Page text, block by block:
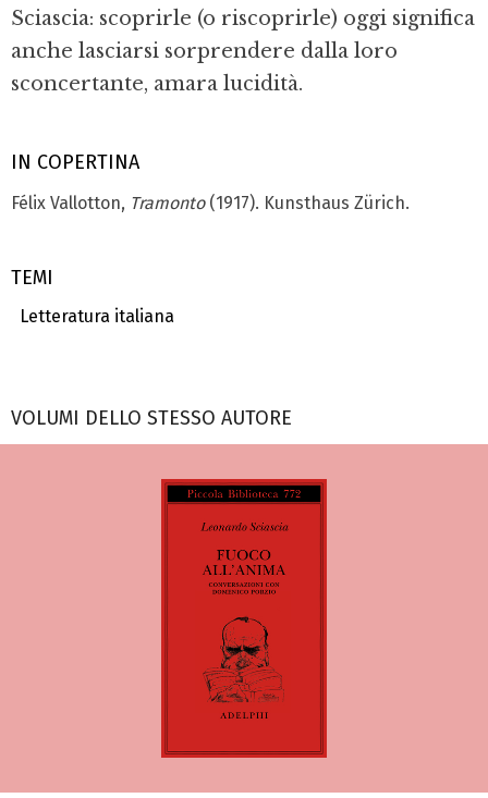
IN COPERTINA
Félix Vallotton, Tramonto(1917). Kunsthaus Zürich.
TEMI
Letteratura italiana
Sciascia: scoprirle (o riscoprirle) oggi significa
anche lasciarsi sorprendere dalla loro
sconcertante, amara lucidità.
VOLUMI DELLO STESSO AUTORE